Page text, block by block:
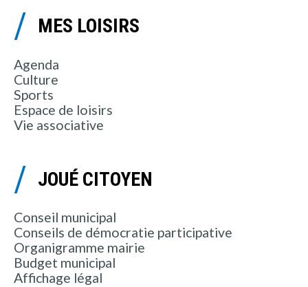
MES LOISIRS
Agenda
Culture
Sports
Espace de loisirs
Vie associative
JOUÉ CITOYEN
Conseil municipal
Conseils de démocratie participative
Organigramme mairie
Budget municipal
Affichage légal